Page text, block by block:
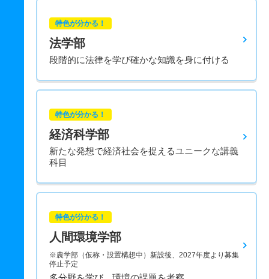
特色が分かる！
法学部
段階的に法律を学び確かな知識を身に付ける
特色が分かる！
経済科学部
新たな発想で経済社会を捉えるユニークな講義
科目
特色が分かる！
人間環境学部
※農学部（仮称・設置構想中）新設後、2027年度より募集
停止予定